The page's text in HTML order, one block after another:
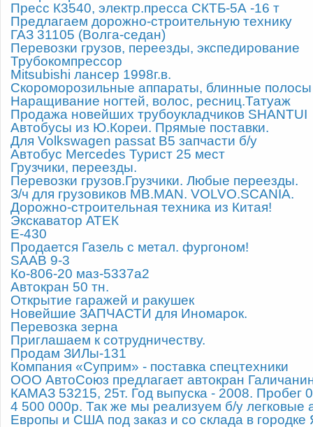
Пресс К3540, электр.пресса СКТБ-5А -16 т
Предлагаем дорожно-строительную технику
ГАЗ 31105 (Волга-седан)
Перевозки грузов, переезды, экспедирование
Трубокомпрессор
Mitsubishi лансер 1998г.в.
Скороморозильные аппараты, блинные полосы
Наращивание ногтей, волос, ресниц.Татуаж
Продажа новейших трубоукладчиков SHANTUI
Автобусы из Ю.Кореи. Прямые поставки.
Для Volkswagen passat В5 запчасти б/у
Автобус Mercedes Турист 25 мест
Грузчики, переезды.
Перевозки грузов.Грузчики. Любые переезды.
З/ч для грузовиков MB.MAN. VOLVO.SCANIA.
Дорожно-строительная техника из Китая!
Экскаватор АТЕК
Е-430
Продается Газель с метал. фургоном!
SAAB 9-3
Ко-806-20 маз-5337а2
Автокран 50 тн.
Открытие гаражей и ракушек
Новейшие ЗАПЧАСТИ для Иномарок.
Перевозка зерна
Приглашаем к сотрудничеству.
Продам ЗИЛы-131
Компания «Суприм» - поставка спецтехники
ООО АвтоСоюз предлагает автокран
КАМАЗ 53215, 25т. Год выпуска - 2008. Пробег
4 500 000р. Так же мы реализуем б/у легковые
Европы и США под заказ и со склада в